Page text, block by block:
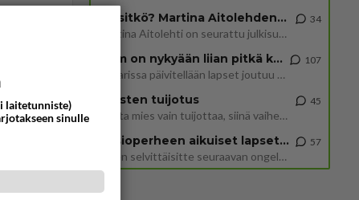
Tiesitkö? Martina Aitolehden isäpuoli on tämä suosittu laulaja
Martina Aitolehti on seurattu julkisuuden henkilö. Lähipiiriin mahtuu muitakin tunnettuja henkilöitä. Tiesitkö, että Ma
34
2 km on nykyään liian pitkä koulumatka
Hesarissa päivitellään lapset joutuu nyt kulkemaan 2 km kouluun jösses. Ruostefillarilla tuo matka menee vaikka miten äk
107
Miesten tuijotus
Mutta mies vain tuijottaa, siinä vaiheessa käännän itse pään pois. Mikä juttu? Yleensä jos joku tuijottaa tai katsoo, hä
45
Uusioperheen aikuiset lapset tyhjentää jääkaapin käydessään
Miten selvittäisitte seuraavan ongelman, meillä on uusioperhe, minulla teini-ikäiset lapset ja puolisolla aikuiset, jotk
57
laitetunniste)
sinulle